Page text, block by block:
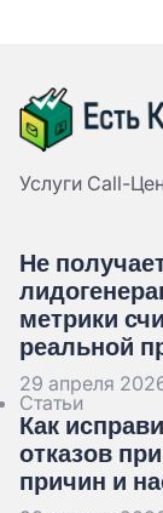
Услуги Call-
Не
метрики
реальной
29 апреля
Статьи
Как
отказов
причин и